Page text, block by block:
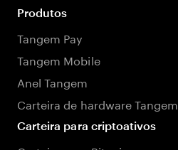
Produtos
Tangem Pay
Tangem Mobile
Anel Tangem
Carteira de hardware Tangem
Carteira para criptoativos